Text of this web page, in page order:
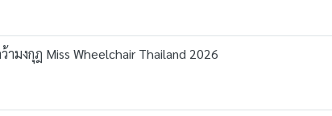
งกุฎ Miss Wheelchair Thailand 2026